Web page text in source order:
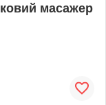
масажер